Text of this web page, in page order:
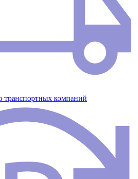
транспортных компаний